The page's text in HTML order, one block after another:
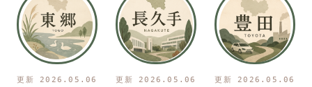
更新 2026.05.06 更新 2026.05.06 更新 2026.05.06